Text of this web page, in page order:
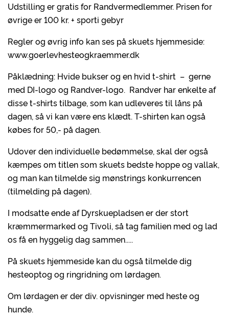
Udstilling er gratis for Randvermedlemmer. Prisen for
øvrige er 100 kr. + sporti gebyr
Regler og øvrig info kan ses på skuets hjemmeside:
www.goerlevhesteogkraemmer.dk
Påklædning: Hvide bukser og en hvid t-shirt – gerne
med DI-logo og Randver-logo. Randver har enkelte af
disse t-shirts tilbage, som kan udleveres til låns på
dagen, så vi kan være ens klædt. T-shirten kan også
købes for 50,- på dagen.
Udover den individuelle bedømmelse, skal der også
kæmpes om titlen som skuets bedste hoppe og vallak,
og man kan tilmelde sig mønstrings konkurrencen
(tilmelding på dagen).
I modsatte ende af Dyrskuepladsen er der stort
kræmmermarked og Tivoli, så tag familien med og lad
os få en hyggelig dag sammen.....
På skuets hjemmeside kan du også tilmelde dig
hesteoptog og ringridning om lørdagen.
Om lørdagen er der div. opvisninger med heste og
hunde.